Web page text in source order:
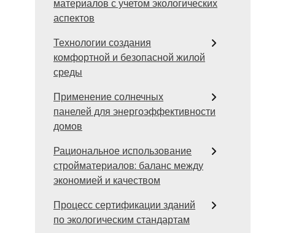
материалов с учетом экологических
аспектов
Технологии создания
комфортной и безопасной жилой
среды
Применение солнечных
панелей для энергоэффективности
домов
Рациональное использование
стройматериалов: баланс между
экономией и качеством
Процесс сертификации зданий
по экологическим стандартам